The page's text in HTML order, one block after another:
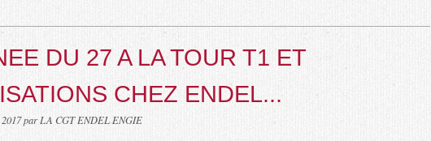
DU 27 A LA TOUR T1 ET
CHEZ ENDEL...
par LA CGT ENDEL ENGIE